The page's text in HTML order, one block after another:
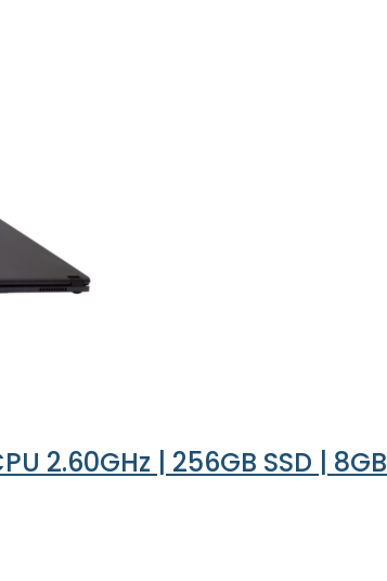
2.60GHz | 256GB SSD | 8GB